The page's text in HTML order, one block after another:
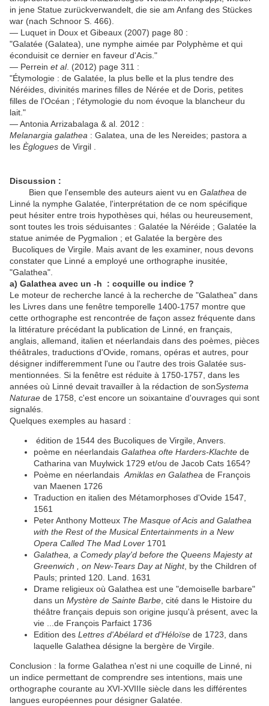
in jene Statue zurückverwandelt, die sie am Anfang des Stückes
war (nach Schnoor S. 466).
— Luquet in Doux et Gibeaux (2007) page 80 :
"Galatée (Galatea), une nymphe aimée par Polyphème et qui
éconduisit ce dernier en faveur d'Acis."
— Perrein et al. (2012) page 311 :
"Étymologie : de Galatée, la plus belle et la plus tendre des
Néréides, divinités marines filles de Nérée et de Doris, petites
filles de l'Océan ; l'étymologie du nom évoque la blancheur du
lait."
— Antonia Arrizabalaga & al. 2012 :
Melanargia galathea : Galatea, una de les Nereides; pastora a
les Èglogues de Virgil .
Discussion :
Bien que l'ensemble des auteurs aient vu en Galathea de
Linné la nymphe Galatée, l'interprétation de ce nom spécifique
peut hésiter entre trois hypothèses qui, hélas ou heureusement,
sont toutes les trois séduisantes : Galatée la Néréide ; Galatée la
statue animée de Pygmalion ; et Galatée la bergère des
Bucoliques de Virgile. Mais avant de les examiner, nous devons
constater que Linné a employé une orthographe inusitée,
"Galathea".
a) Galathea avec un -h : coquille ou indice ?
Le moteur de recherche lancé à la recherche de "Galathea" dans
les Livres dans une fenêtre temporelle 1400-1757 montre que
cette orthographe est rencontrée de façon assez fréquente dans
la littérature précédant la publication de Linné, en français,
anglais, allemand, italien et néerlandais dans des poèmes, pièces
théâtrales, traductions d'Ovide, romans, opéras et autres, pour
désigner indifferemment l'une ou l'autre des trois Galatée sus-
mentionnées. Si la fenêtre est réduite à 1750-1757, dans les
années où Linné devait travailler à la rédaction de sonSystema
Naturae de 1758, c'est encore un soixantaine d'ouvrages qui sont
signalés.
Quelques exemples au hasard :
édition de 1544 des Bucoliques de Virgile, Anvers.
poème en néerlandais Galathea ofte Harders-Klachte de
Catharina van Muylwick 1729 et/ou de Jacob Cats 1654?
Poème en néerlandais Amiklas en Galathea de François
van Maenen 1726
Traduction en italien des Métamorphoses d'Ovide 1547,
1561
Peter Anthony Motteux The Masque of Acis and Galathea
with the Rest of the Musical Entertainments in a New
Opera Called The Mad Lover 1701
Galathea, a Comedy play'd before the Queens Majesty at
Greenwich , on New-Tears Day at Night, by the Children of
Pauls; printed 120. Land. 1631
Drame religieux où Galathea est une "demoiselle barbare"
dans un Mystère de Sainte Barbe , cité dans le Histoire du
théâtre français depuis son origine jusqu'à présent, avec la
vie ...de François Parfaict 1736
Edition des Lettres d'Abélard et d'Héloïse de 1723, dans
laquelle Galathea désigne la bergère de Virgile.
Conclusion : la forme Galathea n'est ni une coquille de Linné, ni
un indice permettant de comprendre ses intentions, mais une
orthographe courante au XVI-XVIIIe siècle dans les différentes
langues européennes pour désigner Galatée.